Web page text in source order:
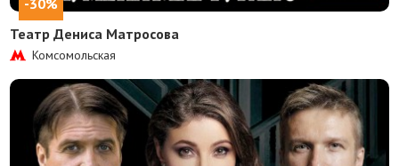
-30%
Театр Дениса Матросова
Комсомольская